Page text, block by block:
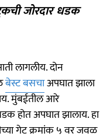
जोरदार धडक
लागलीय. दोन
बेस्ट बसचाअपघात झाला
मुंबईतील आरे
होत अपघात झालाय. हा
गेट क्रमांक ५ वर जवळ